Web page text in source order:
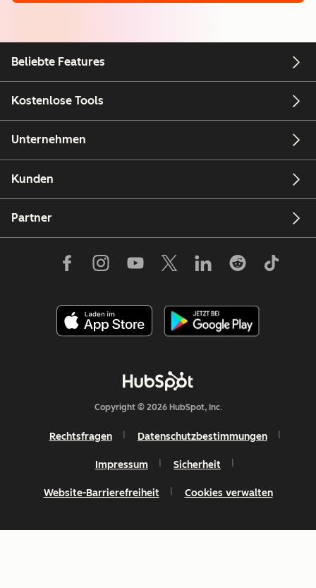
Beliebte Features
Kostenlose Tools
Unternehmen
Kunden
Partner
Copyright © 2026 HubSpot, Inc.
Rechtsfragen Datenschutzbestimmungen
Impressum Sicherheit
Website-Barrierefreiheit Cookies verwalten